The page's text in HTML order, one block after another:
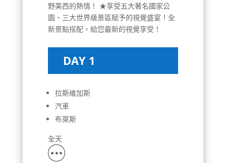
野美西的熱情！ ★享受五大著名國家公
園、三大世界級景區賦予的視覺盛宴！全
新景點搭配，給您最新的視覺享受！
DAY 1
拉斯維加斯
汽車
布萊斯
全天